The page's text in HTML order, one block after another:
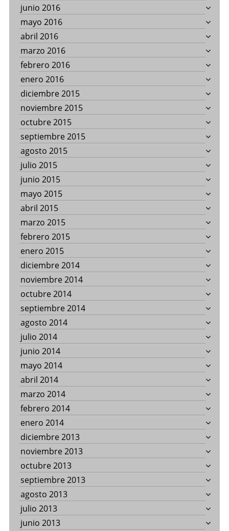
junio 2016
mayo 2016
abril 2016
marzo 2016
febrero 2016
enero 2016
diciembre 2015
noviembre 2015
octubre 2015
septiembre 2015
agosto 2015
julio 2015
junio 2015
mayo 2015
abril 2015
marzo 2015
febrero 2015
enero 2015
diciembre 2014
noviembre 2014
octubre 2014
septiembre 2014
agosto 2014
julio 2014
junio 2014
mayo 2014
abril 2014
marzo 2014
febrero 2014
enero 2014
diciembre 2013
noviembre 2013
octubre 2013
septiembre 2013
agosto 2013
julio 2013
junio 2013